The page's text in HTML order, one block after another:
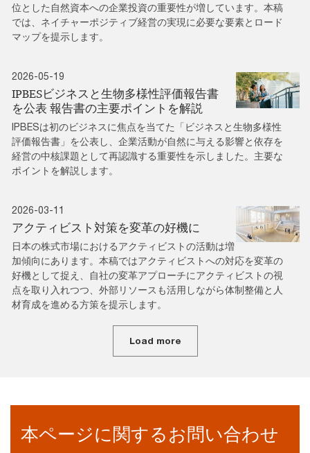
位とした自然資本への企業投資の重要性が増しています。本稿
では、ネイチャーポジティブ経営の実現に必要な要素とロード
マップを提示します。
2026-05-19
IPBESビジネスと生物多様性評価報告書
を公表 報告書の主要ポイントを解説
IPBESは初のビジネスに焦点を当てた「ビジネスと生物多様性
評価報告書」を公表し、企業活動が自然に与える影響と依存を
経営の中核課題として再認識する重要性を示しました。主要な
ポイントを解説します。
2026-03-11
アクティビスト対策を変革の好機に
日本の株式市場におけるアクティビストの活動は増
加傾向にあります。本稿ではアクティビストへの対応を変革の
好機として捉え、自社の変革アプローチにアクティビストの視
点を取り入れつつ、外部リソースも活用しながら体制整備と人
材育成を進める方策を提示します。
Load more
本ページに関するお問い合わせ